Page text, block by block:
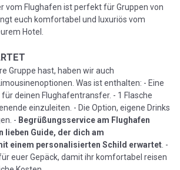
vom Flughafen ist perfekt für Gruppen von
euch komfortabel und luxuriös vom
Hotel.
Gruppe hast, haben wir auch
Was ist enthalten: - Eine
deinen Flughafentransfer. - 1 Flasche
einzuleiten. - Die Option, eigene Drinks
- Begrüßungsservice am Flughafen
lieben Guide, der dich am
einem personalisierten Schild erwartet . -
euer Gepäck, damit ihr komfortabel reisen